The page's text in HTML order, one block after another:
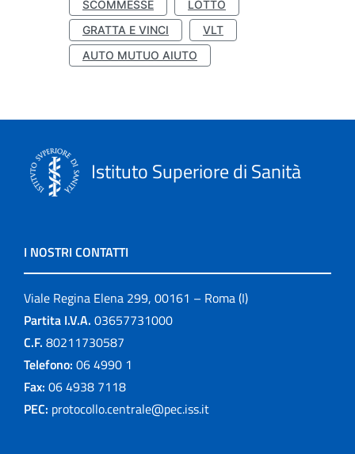
SCOMMESSE
LOTTO
GRATTA E VINCI
VLT
AUTO MUTUO AIUTO
Istituto Superiore di Sanità
I NOSTRI CONTATTI
Viale Regina Elena 299, 00161 – Roma (I)
Partita I.V.A. 03657731000
C.F. 80211730587
Telefono: 06 4990 1
Fax: 06 4938 7118
PEC: protocollo.centrale@pec.iss.it